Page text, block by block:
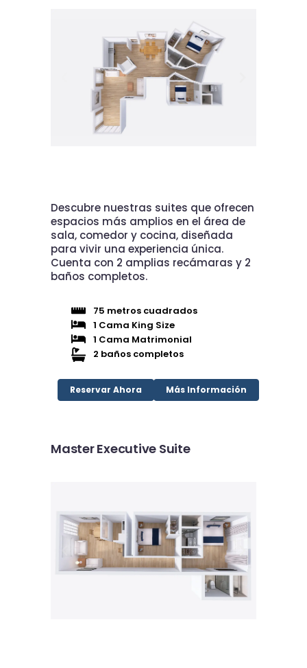
Descubre nuestras suites que ofrecen
espacios más amplios en el área de
sala, comedor y cocina, diseñada
para vivir una experiencia única.
Cuenta con 2 amplias recámaras y 2
baños completos.
75 metros cuadrados
1 Cama King Size
1 Cama Matrimonial
2 baños completos
Reservar Ahora Más Información
Master Executive Suite